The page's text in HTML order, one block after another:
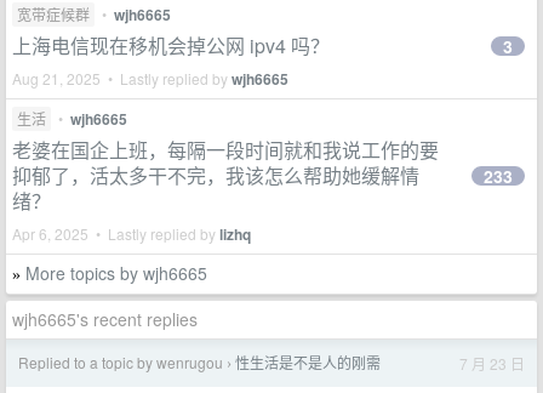
宽带症候群 • wjh6665
上海电信现在移机会掉公网 ipv4 吗？
Aug 21, 2025 • Lastly replied bywjh6665
3
生活 • wjh6665
老婆在国企上班，每隔一段时间就和我说工作的要
抑郁了，活太多干不完，我该怎么帮助她缓解情
绪？
Apr 6, 2025 • Lastly replied bylizhq
233
» More topics by wjh6665
wjh6665's recent replies
Replied to a topic by wenrugou › 性生活是不是人的刚需 7 月 23 日